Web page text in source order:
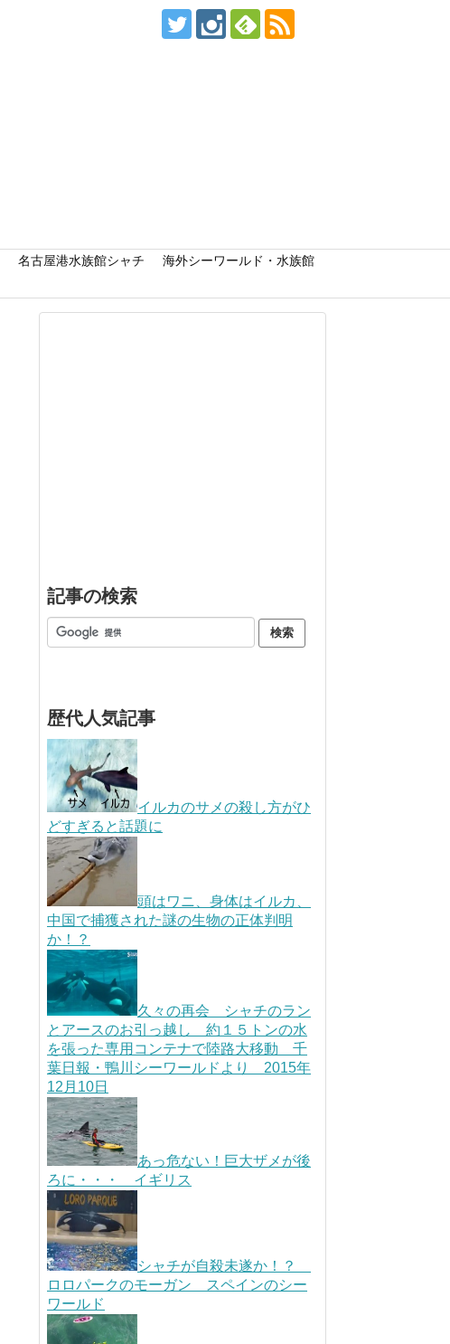
名古屋港水族館シャチ
海外シーワールド・水族館
記事の検索
歴代人気記事
イルカのサメの殺し方がひ
どすぎると話題に
頭はワニ、身体はイルカ、
中国で捕獲された謎の生物の正体判明
か！？
久々の再会 シャチのラン
とアースのお引っ越し 約１５トンの水
を張った専用コンテナで陸路大移動 千
葉日報・鴨川シーワールドより 2015年
12月10日
あっ危ない！巨大ザメが後
ろに・・・ イギリス
シャチが自殺未遂か！？
ロロパークのモーガン スペインのシー
ワールド